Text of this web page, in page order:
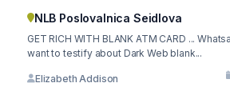
NLB Poslovalnica Seidlova
GET RICH WITH BLANK ATM CARD ... Whatsapp:
want to testify about Dark Web blank...
Elizabeth Addison